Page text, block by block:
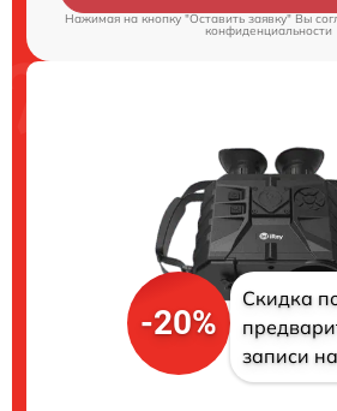
Нажимая на кнопку "Оставить заявку" Вы
конфиденциальности
-20%
Скидка
записи